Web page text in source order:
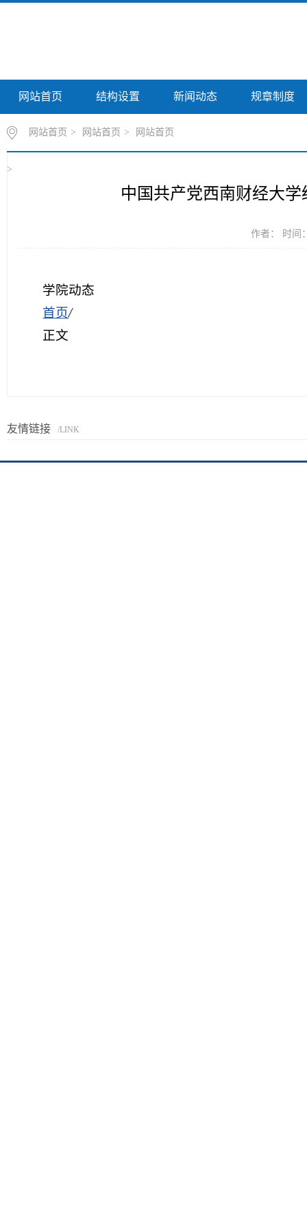
网站首页 结构设置 新闻动态 规章制度
网站首页 > 网站首页 > 网站首页
>
中国共产党西南财经大
作者： 时间
学院动态
首页/
正文
友情链接 /LINK